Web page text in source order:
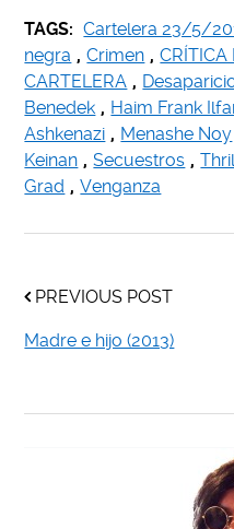
TAGS: Cartelera 23/5/
negra , Crimen , CRÍTICA
CARTELERA ,
Benedek , Haim Frank
Ashkenazi , Menashe Noy
Keinan , Secuestros ,
Grad , Venganza
PREVIOUS POST
Madre e hijo (2013)